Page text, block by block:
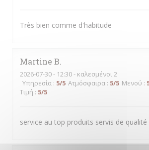
Très bien comme d'habitude
Martine B
2026-07-30- 12:30 - καλεσμένοι 2
Υπηρεσία : 5/5 Ατμόσφαιρα : 5/5 Μενού :
Τιμή : 5/5
service au top produits servis de qualité